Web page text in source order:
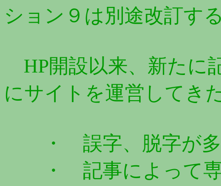
ション９は別途改訂す
HP開設以来、新たに
にサイトを運営してき
・ 誤字、脱字が
・ 記事によって専